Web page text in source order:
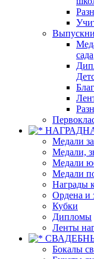
сада
Медали
Медали,
Медали
Медали
Награды
Ордена и
Кубки
Дипломы
Ленты
Бокалы